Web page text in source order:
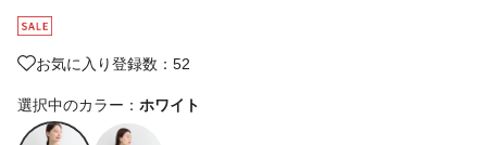
お気に入り登録数：52
選択中のカラー： ホワイト